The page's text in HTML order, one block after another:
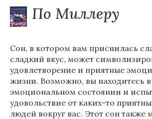
По Миллеру
Сон, в котором вам приснилась
сладкий вкус, может
удовлетворение и приятные
жизни. Возможно, вы находитесь
эмоциональном состоянии и
удовольствие от каких-то
людей вокруг вас. Этот сон также